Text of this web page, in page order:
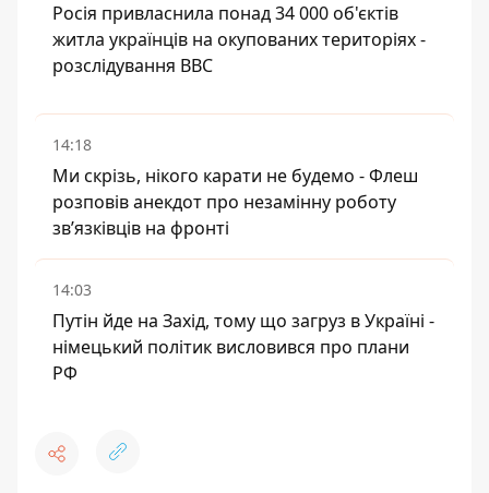
Росія привласнила понад 34 000 об'єктів
житла українців на окупованих територіях -
розслідування BBC
14:18
Ми скрізь, нікого карати не будемо - Флеш
розповів анекдот про незамінну роботу
зв’язківців на фронті
14:03
Путін йде на Захід, тому що загруз в Україні -
німецький політик висловився про плани
РФ